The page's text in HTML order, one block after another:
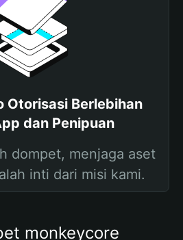
Otorisasi Berlebihan
dan Penipuan
dompet, menjaga aset
inti dari misi kami.
monkeycore